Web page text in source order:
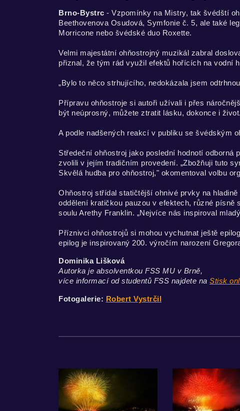
Brno-Bystrc - Vzpomínky na Mistry, tak švédští
Beethovenova Osudová, Symfonie č. 5, ale také
Morricone nebo švédské duo Roxette.
Velmi majestátní ohňostrojný muzikál zabral
přiznal, že tým rád využil efektů hořících na vodní
„Bylo to něco strhujícího, nedokázala jsem
Přípravu ohňostroje si autoři užívali i přes
být neúprosný, můžete ztratit lásku, dokonce i
A podle nadšených reakcí v publiku se švédským
Středeční ohňostroj jako poslední hodnotí odborná
zvolili v jejím tradičním provedení. „Zbožňuji tuto
Skvělá hudba pro ohňostroj," okomentoval volbu
Ohňostroj střídal statičtější ohnivé prvky na
oddělení kratičkou pauzou v efektech, různé
soulu Arethy Franklin. „Nejvíce nás inspiroval
Příznivci ohňostrojů si mohou vychutnat ještě
epilog je inspirovaný 200. výročím narození
Dominika Lišková
Autorka je absolventkou FSS MU v Brně,
více informací od studentů FSS najdete na Stisk
Fotogalerie: Robert Vystrčil